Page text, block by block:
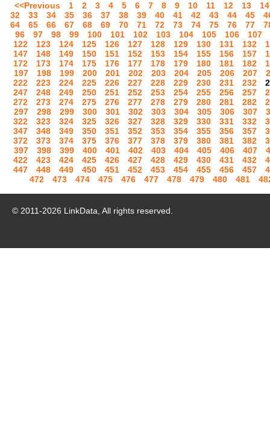
<<Previous 1 2 3 4 5 6 7 8 9 10 11 12 13
14
32
33 34 35 36 37 38 39 40 41 42 43 44 45
64
65 66 67 68 69 70 71 72 73 74 75 76 77
96
97 98 99 100 101 102 103 104 105 106
107
122
123 124 125 126 127 128 129 130 131 132
147
148 149 150 151 152 153 154 155 156 157
172
173 174 175 176 177 178 179 180 181 182
197
198 199 200 201 202 203 204 205 206 207
222
223 224 225 226 227 228 229 230 231 232
247
248 249 250 251 252 253 254 255 256 257
272
273 274 275 276 277 278 279 280 281 282
297
298 299 300 301 302 303 304 305 306 307
322
323 324 325 326 327 328 329 330 331 332
347
348 349 350 351 352 353 354 355 356 357
372
373 374 375 376 377 378 379 380 381 382
397
398 399 400 401 402 403 404 405 406 407
422
423 424 425 426 427 428 429 430 431 432
447
448 449 450 451 452 453 454 455 456 457
472
473 474 475 476 477 478 479 480 481
© 2011-2026 LinkData, All rights reserved.